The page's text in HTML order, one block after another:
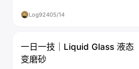
Log92405/14
一日一技｜Liquid Glass 液态
变磨砂